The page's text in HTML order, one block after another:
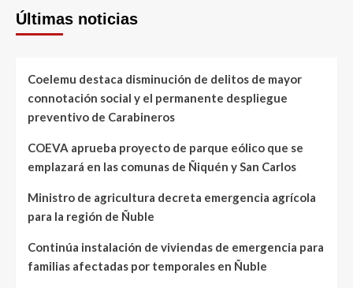
Últimas noticias
Coelemu destaca disminución de delitos de mayor
connotación social y el permanente despliegue
preventivo de Carabineros
COEVA aprueba proyecto de parque eólico que se
emplazará en las comunas de Ñiquén y San Carlos
Ministro de agricultura decreta emergencia agrícola
para la región de Ñuble
Continúa instalación de viviendas de emergencia para
familias afectadas por temporales en Ñuble